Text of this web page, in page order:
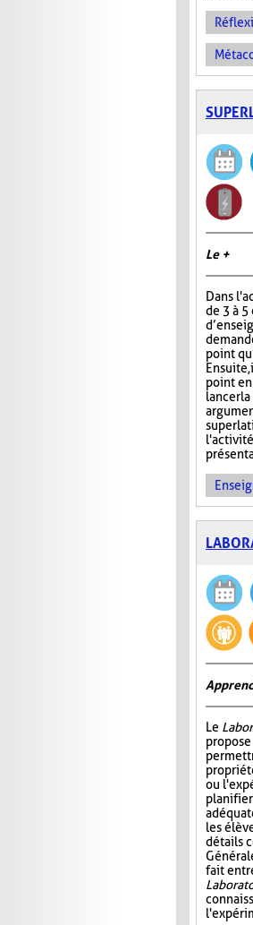
Le +
Dans
de 3 à
point
point
lancer
l'activité
Le
ou
les
détails
fait